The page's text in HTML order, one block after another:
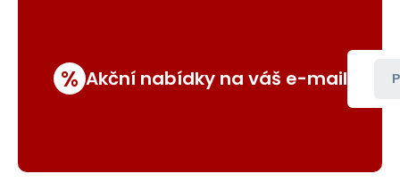
% Akční nabídky na váš e-mail